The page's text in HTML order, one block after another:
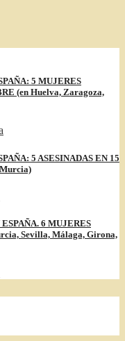
5 MUJERES
(en Huelva, Zaragoza,
5 ASESINADAS EN 15
6 MUJERES
Sevilla, Málaga, Girona,